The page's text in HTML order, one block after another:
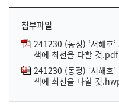
첨부파일
241230 (동정) ‘서해호
색에 최선을 다할 것.pdf
241230 (동정) ‘서해호
색에 최선을 다할 것